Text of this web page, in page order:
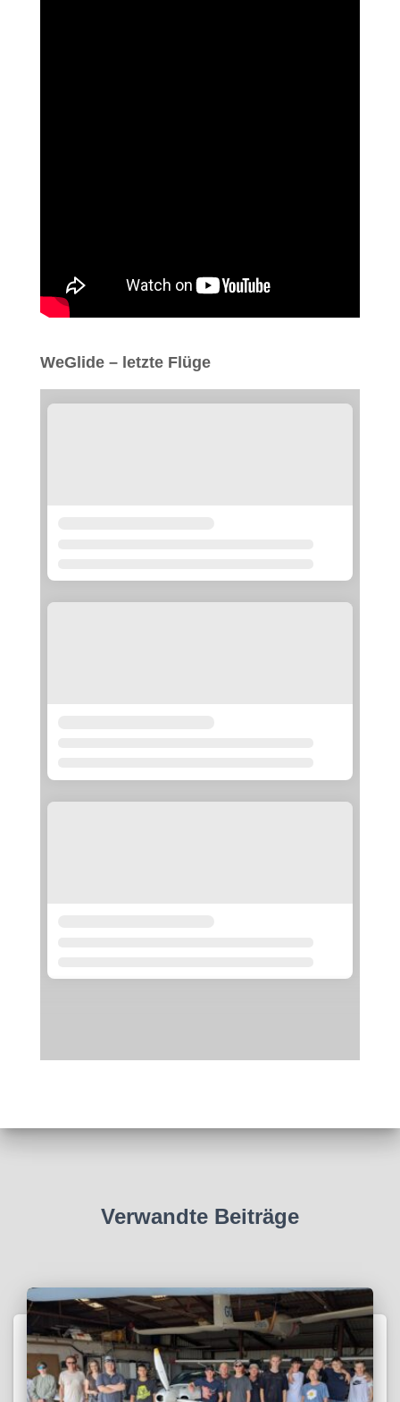
WeGlide – letzte Flüge
Verwandte Beiträge